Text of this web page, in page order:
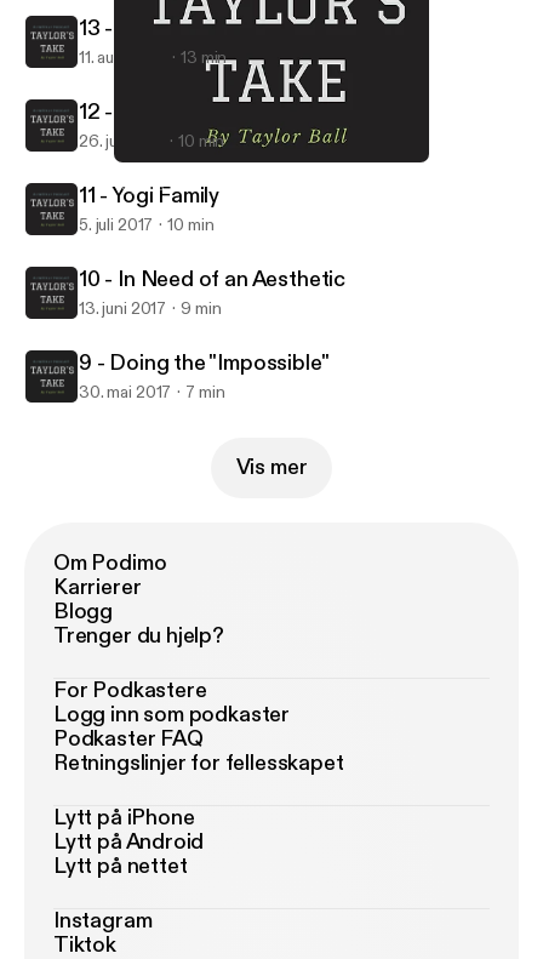
Taylor's Take
13 - Grab the Monet and Let's Gogh
11. aug. 2017 13 min
12 - My 120th Birthday
26. juli 2017 10 min
11 - Yogi Family
5. juli 2017 10 min
10 - In Need of an Aesthetic
13. juni 2017 9 min
9 - Doing the "Impossible"
30. mai 2017 7 min
Vis mer
Om Podimo
Karrierer
Blogg
Trenger du hjelp?
For Podkastere
Logg inn som podkaster
Podkaster FAQ
Retningslinjer for fellesskapet
Lytt på iPhone
Lytt på Android
Lytt på nettet
Instagram
Tiktok